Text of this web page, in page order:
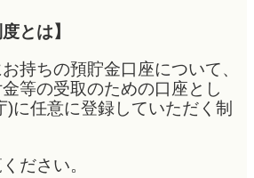
とは】
持ちの預貯金口座について、
等の受取のための口座とし
)に任意に登録していただく制
ださい。